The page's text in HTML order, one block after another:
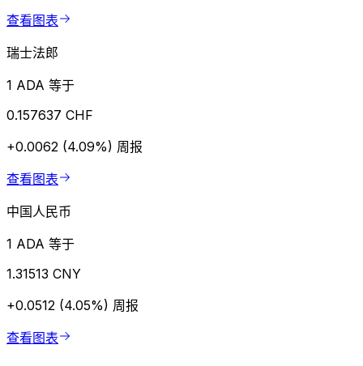
查看图表
瑞士法郎
1 ADA 等于
0.157637 CHF
+0.0062 (4.09%) 周报
查看图表
中国人民币
1 ADA 等于
1.31513 CNY
+0.0512 (4.05%) 周报
查看图表